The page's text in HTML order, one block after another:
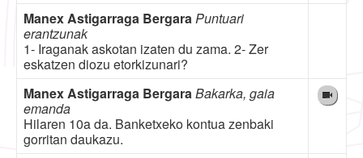
Manex Astigarraga BergaraPuntuari
erantzunak
1- Iraganak askotan izaten du zama. 2- Zer
eskatzen diozu etorkizunari?
Manex Astigarraga BergaraBakarka, gaia
emanda
Hilaren 10a da. Banketxeko kontua zenbaki
gorritan daukazu.